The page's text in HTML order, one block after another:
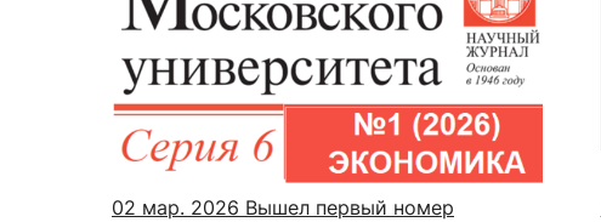
02 мар. 2026 Вышел первый номер